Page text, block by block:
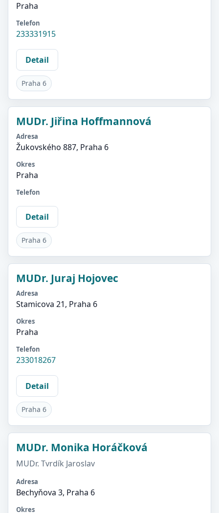
Praha
Telefon
233331915
Detail
Praha 6
MUDr. Jiřina Hoffmannová
Adresa
Žukovského 887, Praha 6
Okres
Praha
Telefon
Detail
Praha 6
MUDr. Juraj Hojovec
Adresa
Stamicova 21, Praha 6
Okres
Praha
Telefon
233018267
Detail
Praha 6
MUDr. Monika Horáčková
MUDr. Tvrdík Jaroslav
Adresa
Bechyňova 3, Praha 6
Okres